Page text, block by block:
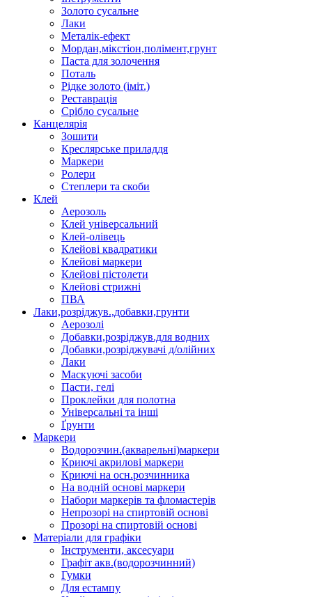
Золото сусальне
Лаки
Металік-ефект
Мордан,мікстіон,полімент,грунт
Паста для золочення
Поталь
Рідке золото (іміт.)
Реставрація
Срібло сусальне
Канцелярія
Зошити
Креслярське приладдя
Маркери
Ролери
Степлери та скоби
Клей
Аерозоль
Клей універсальний
Клей-олівець
Клейові квадратики
Клейові маркери
Клейові пістолети
Клейові стрижні
ПВА
Лаки,розріджув.,добавки,грунти
Аерозолі
Добавки,розріджув.для водних
Добавки,розріджувачі д/олійних
Лаки
Маскуючі засоби
Пасти, гелі
Проклейки для полотна
Універсальні та інші
Ґрунти
Маркери
Водорозчин.(акварельні)маркери
Криючі акрилові маркери
Криючі на осн.розчинника
На водній основі маркери
Набори маркерів та фломастерів
Непрозорі на спиртовій основі
Прозорі на спиртовій основі
Матеріали для графіки
Інструменти, аксесуари
Графіт акв.(водорозчинний)
Гумки
Для естампу